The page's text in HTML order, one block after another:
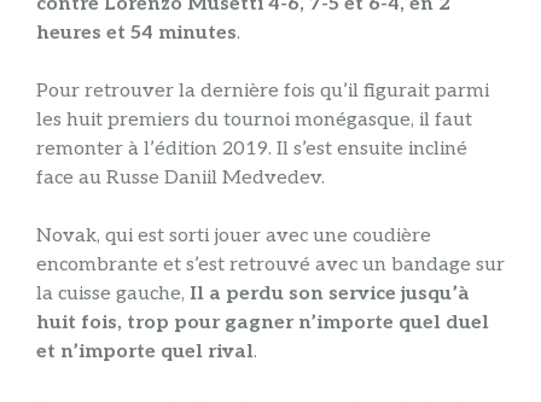
heures et 54 minutes.
Pour retrouver la dernière fois qu’il figurait parmi
les huit premiers du tournoi monégasque, il faut
remonter à l’édition 2019. Il s’est ensuite incliné
face au Russe Daniil Medvedev.
Novak, qui est sorti jouer avec une coudière
encombrante et s’est retrouvé avec un bandage sur
la cuisse gauche, Il a perdu son service jusqu’à
huit fois, trop pour gagner n’importe quel duel
et n’importe quel rival.